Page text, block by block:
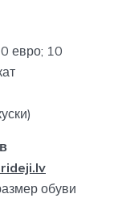
евро; 10
обуви